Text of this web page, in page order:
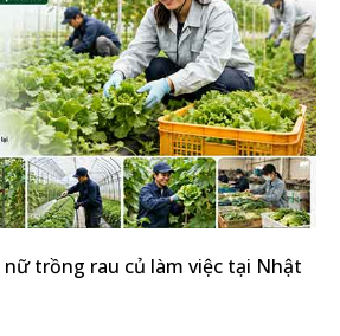
trồng rau củ làm việc tại Nhật